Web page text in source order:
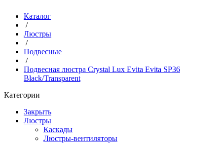
Каталог
/
Люстры
/
Подвесные
/
Подвесная люстра Crystal Lux Evita Evita SP36
Black/Transparent
Категории
Закрыть
Люстры
Каскады
Люстры-вентиляторы